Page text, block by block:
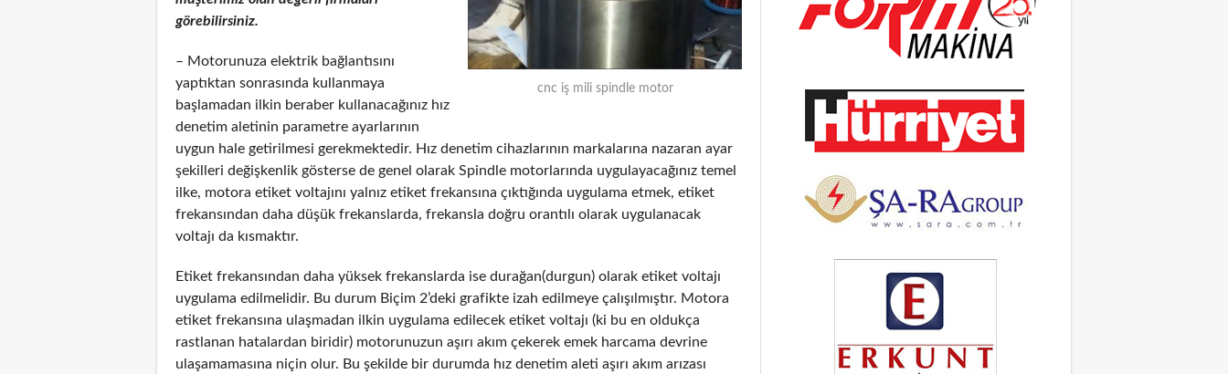
cnc iş mili spindle motor
görebilirsiniz.
– Motorunuza elektrik bağlantısını
yaptıktan sonrasında kullanmaya
başlamadan ilkin beraber kullanacağınız hız
denetim aletinin parametre ayarlarının
uygun hale getirilmesi gerekmektedir. Hız denetim cihazlarının markalarına nazaran ayar
şekilleri değişkenlik gösterse de genel olarak Spindle motorlarında uygulayacağınız temel
ilke, motora etiket voltajını yalnız etiket frekansına çıktığında uygulama etmek, etiket
frekansından daha düşük frekanslarda, frekansla doğru orantılı olarak uygulanacak
voltajı da kısmaktır.
Etiket frekansından daha yüksek frekanslarda ise durağan(durgun) olarak etiket voltajı
uygulama edilmelidir. Bu durum Biçim 2’deki grafikte izah edilmeye çalışılmıştır. Motora
etiket frekansına ulaşmadan ilkin uygulama edilecek etiket voltajı (ki bu en oldukça
rastlanan hatalardan biridir) motorunuzun aşırı akım çekerek emek harcama devrine
ulaşamamasına niçin olur. Bu şekilde bir durumda hız denetim aleti aşırı akım arızası